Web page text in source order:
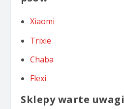
Xiaomi
Trixie
Chaba
Flexi
Sklepy warte uwagi